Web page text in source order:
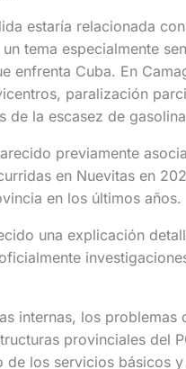
estaría relacionada
tema especialmente
enfrenta Cuba. En
paralización
de la escasez de
previamente
en Nuevitas en
en los últimos años.
una explicación
internas, los problemas
provinciales del
los servicios básicos